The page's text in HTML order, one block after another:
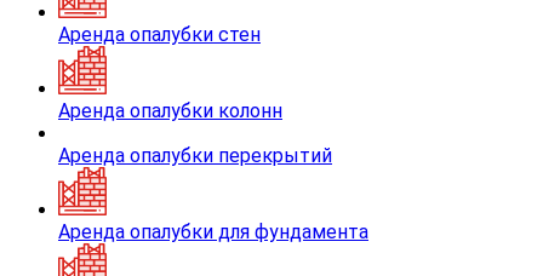
Аренда опалубки стен
Аренда опалубки колонн
Аренда опалубки перекрытий
Аренда опалубки для фундамента